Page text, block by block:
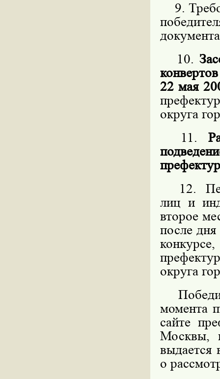
9.
10.
22 мая
округа
11.
12.
лиц и
второе
после дня
округа
момента
сайте
Москвы,
выдается
о